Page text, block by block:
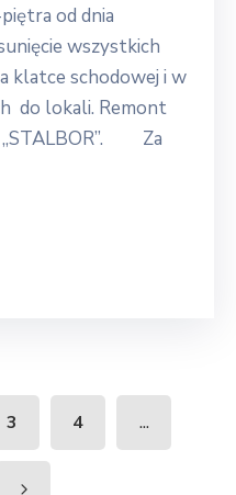
od dnia
wszystkich
klatce schodowej i w
do lokali. Remont
,,STALBOR”. Za
3 4 ...